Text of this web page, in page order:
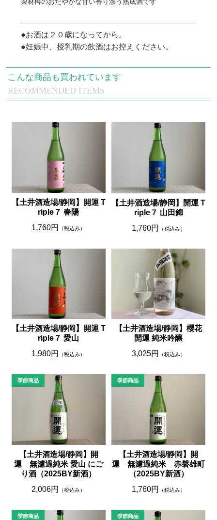
栗材樽のおだやかな甘い香り漂う熟成酒です
●お酒は２０歳になってから。
●妊娠中、授乳期の飲酒はお控えください。
RECOMMENDED ITEMS
こんな商品も買われています
【土井酒造場/静岡】開運 T
riple７ 春陽
1,760円
（税込み）
【土井酒造場/静岡】開運 T
riple７ 山田錦
1,760円
（税込み）
【土井酒造場/静岡】開運 T
riple７ 愛山
1,980円
（税込み）
【土井酒造場/静岡】櫻花
開運 純米吟醸
3,025円
（税込み）
【土井酒造場/静岡】開
運 無濾過純米 愛山 にご
り酒（2025BY新酒）
2,006円
（税込み）
【土井酒造場/静岡】開
運 無濾過純米 赤磐雄町
（2025BY新酒）
1,760円
（税込み）